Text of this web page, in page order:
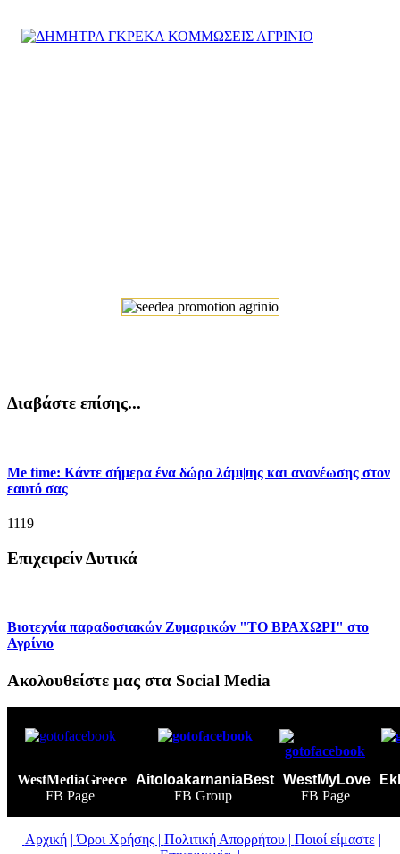
Διαβάστε επίσης...
Me time: Κάντε σήμερα ένα δώρο λάμψης και ανανέωσης στον
εαυτό σας
1119
Επιχειρείν Δυτικά
Βιοτεχνία παραδοσιακών Ζυμαρικών "ΤΟ ΒΡΑΧΩΡΙ" στο
Αγρίνιο
Ακολουθείστε μας στα Social Media
WestMediaGreece
FB Page
AitoloakarnaniaBest
FB Group
WestMyLove
FB Page
Αρχική |Όροι Χρήσης | Πολιτική Απορρήτου| Ποιοί είμαστε